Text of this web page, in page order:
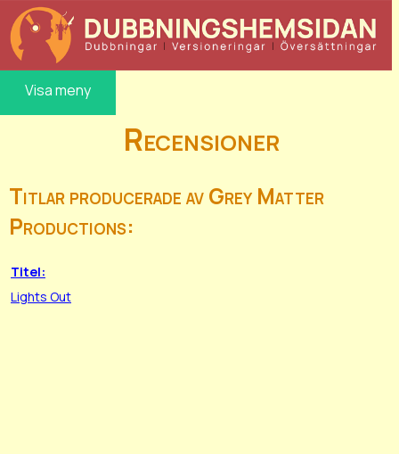
Visa meny
Recensioner
Titlar producerade av Grey Matter
Productions:
Titel:
Lights Out